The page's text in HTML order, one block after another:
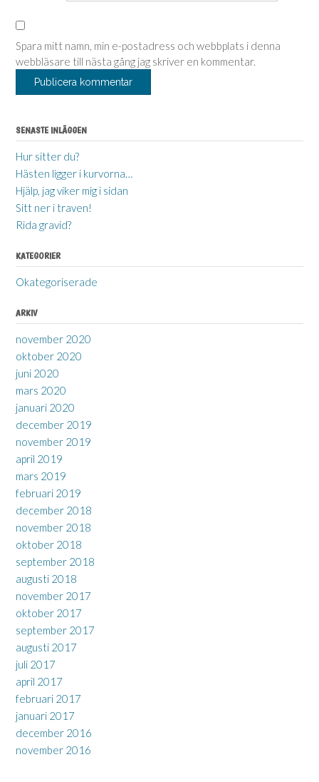
Spara mitt namn, min e-postadress och webbplats i denna
webbläsare till nästa gång jag skriver en kommentar.
SENASTE INLÄGGEN
Hur sitter du?
Hästen ligger i kurvorna…
Hjälp, jag viker mig i sidan
Sitt ner i traven!
Rida gravid?
KATEGORIER
Okategoriserade
ARKIV
november 2020
oktober 2020
juni 2020
mars 2020
januari 2020
december 2019
november 2019
april 2019
mars 2019
februari 2019
december 2018
november 2018
oktober 2018
september 2018
augusti 2018
november 2017
oktober 2017
september 2017
augusti 2017
juli 2017
april 2017
februari 2017
januari 2017
december 2016
november 2016